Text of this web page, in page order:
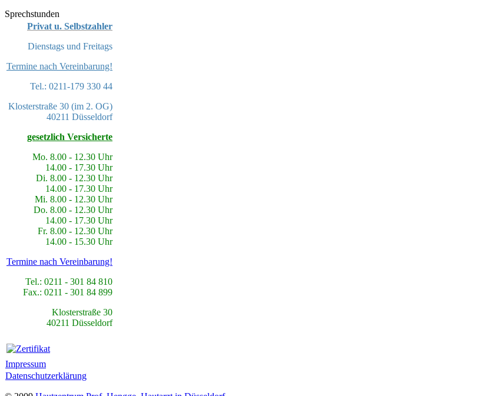
Sprechstunden
Privat u. Selbstzahler
Dienstags und Freitags
Termine nach Vereinbarung!
Tel.: 0211-179 330 44
Klosterstraße 30 (im 2. OG)
40211 Düsseldorf
gesetzlich Versicherte
Mo. 8.00 - 12.30 Uhr
14.00 - 17.30 Uhr
Di. 8.00 - 12.30 Uhr
14.00 - 17.30 Uhr
Mi. 8.00 - 12.30 Uhr
Do. 8.00 - 12.30 Uhr
14.00 - 17.30 Uhr
Fr. 8.00 - 12.30 Uhr
14.00 - 15.30 Uhr
Termine nach Vereinbarung!
Tel.: 0211 - 301 84 810
Fax.: 0211 - 301 84 899
Klosterstraße 30
40211 Düsseldorf
Impressum
Datenschutzerklärung